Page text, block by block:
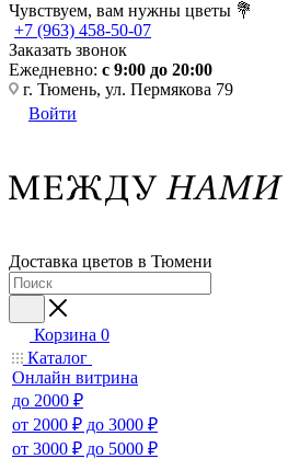
Чувствуем, вам нужны цветы 💐
+7 (963) 458-50-07
Заказать звонок
Ежедневно: с 9:00 до 20:00
г. Тюмень, ул. Пермякова 79
Войти
Доставка цветов в Тюмени
Корзина 0
Каталог
Онлайн витрина
до 2000 ₽
от 2000 ₽ до 3000 ₽
от 3000 ₽ до 5000 ₽